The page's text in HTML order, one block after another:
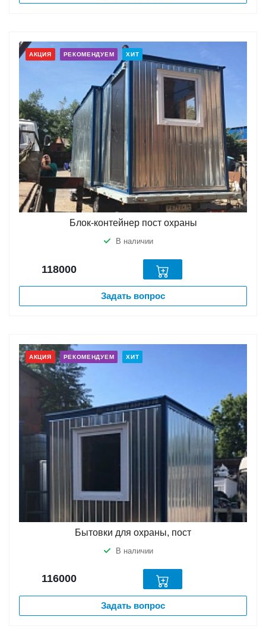
АКЦИЯ РЕКОМЕНДУЕМ ХИТ
Блок-контейнер пост охраны
В наличии
118000
Задать вопрос
АКЦИЯ РЕКОМЕНДУЕМ ХИТ
Бытовки для охраны, пост
В наличии
116000
Задать вопрос